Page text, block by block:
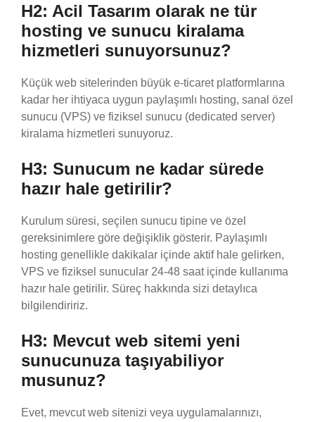
H2: Acil Tasarım olarak ne tür
hosting ve sunucu kiralama
hizmetleri sunuyorsunuz?
Küçük web sitelerinden büyük e-ticaret platformlarına
kadar her ihtiyaca uygun paylaşımlı hosting, sanal özel
sunucu (VPS) ve fiziksel sunucu (dedicated server)
kiralama hizmetleri sunuyoruz.
H3: Sunucum ne kadar sürede
hazır hale getirilir?
Kurulum süresi, seçilen sunucu tipine ve özel
gereksinimlere göre değişiklik gösterir. Paylaşımlı
hosting genellikle dakikalar içinde aktif hale gelirken,
VPS ve fiziksel sunucular 24-48 saat içinde kullanıma
hazır hale getirilir. Süreç hakkında sizi detaylıca
bilgilendiririz.
H3: Mevcut web sitemi yeni
sunucunuza taşıyabiliyor
musunuz?
Evet, mevcut web sitenizi veya uygulamalarınızı,